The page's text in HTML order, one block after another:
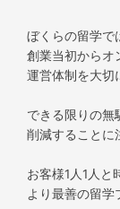
ぼくらの留学で
創業当初からオ
運営体制を大切
できる限りの無
削減することに
お客様1人1人と
より最善の留学